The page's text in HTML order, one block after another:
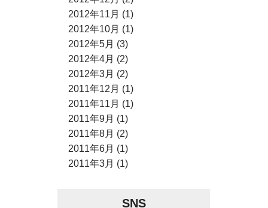
2012年11月 (1)
2012年10月 (1)
2012年5月 (3)
2012年4月 (2)
2012年3月 (2)
2011年12月 (1)
2011年11月 (1)
2011年9月 (1)
2011年8月 (2)
2011年6月 (1)
2011年3月 (1)
SNS